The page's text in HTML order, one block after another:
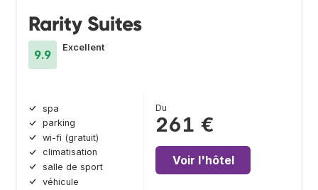
Rarity Suites
9.9
Excellent
spa
parking
wi-fi (gratuit)
climatisation
salle de sport
véhicule
Du
261 €
Voir l'hôtel